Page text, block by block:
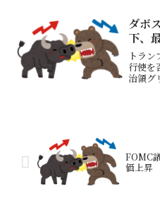
ダボ
下、
トラ
行使を
治領グ
FOMC
価上昇